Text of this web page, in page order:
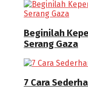
Beginilah
Serang Gaza
7 Cara